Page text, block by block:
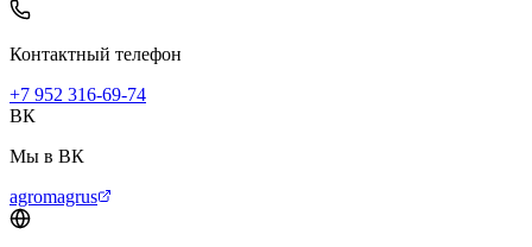
Контактный телефон
+7 952 316-69-74
ВК
Мы в ВК
agromagrus